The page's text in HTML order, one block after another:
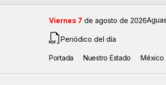
Viernes 7 de agosto de 2026
Periódico del día
Portada Nuestro Estado México